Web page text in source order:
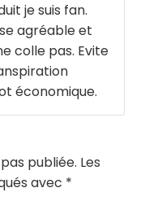
je suis fan.
agréable et
colle pas. Evite
économique.
publiée. Les
avec *